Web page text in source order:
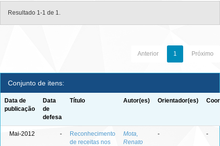
Resultado 1-1 de 1.
Anterior 1 Próximo
Conjunto de itens:
Data de
publicação
Data
de
defesa
Título Autor(es) Orientador(es)
Mai-2012 -
Reconhecimento
de receitas nos
Mota,
Renato
- -